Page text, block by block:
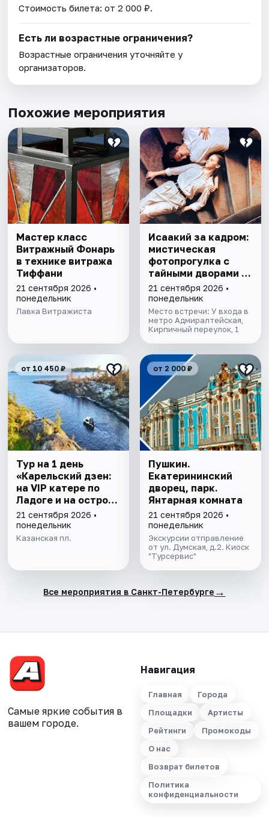
Стоимость билета: от 2 000 ₽.
Есть ли возрастные ограничения?
Возрастные ограничения уточняйте у
организаторов.
Похожие мероприятия
Мастер класс
Витражный Фонарь
в технике витража
Тиффани
21 сентября 2026 •
понедельник
Лавка Витражиста
Исаакий за кадром:
мистическая
фотопрогулка с
тайными дворами и
колоннадой
21 сентября 2026 •
понедельник
Место встречи: У входа в
метро Адмиралтейская,
Кирпичный переулок, 1
от 10 450 ₽
Тур на 1 день
«Карельский дзен:
на VIP катере по
Ладоге и на остров
Валаам»
21 сентября 2026 •
понедельник
Казанская пл.
от 2 000 ₽
Пушкин.
Екатерининский
дворец, парк.
Янтарная комната
21 сентября 2026 •
понедельник
Экскурсии отправление
от ул. Думская, д.2. Киоск
"Турсервис"
Все мероприятия в Санкт-Петербурге →
Самые яркие события в
вашем городе.
Навигация
Главная
Города
Площадки
Артисты
Рейтинги
Промокоды
О нас
Возврат билетов
Политика
конфиденциальности